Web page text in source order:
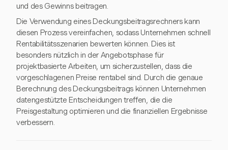
und des Gewinns beitragen.
Die Verwendung eines Deckungsbeitragsrechners kann
diesen Prozess vereinfachen, sodass Unternehmen schnell
Rentabilitätsszenarien bewerten können. Dies ist
besonders nützlich in der Angebotsphase für
projektbasierte Arbeiten, um sicherzustellen, dass die
vorgeschlagenen Preise rentabel sind. Durch die genaue
Berechnung des Deckungsbeitrags können Unternehmen
datengestützte Entscheidungen treffen, die die
Preisgestaltung optimieren und die finanziellen Ergebnisse
verbessern.